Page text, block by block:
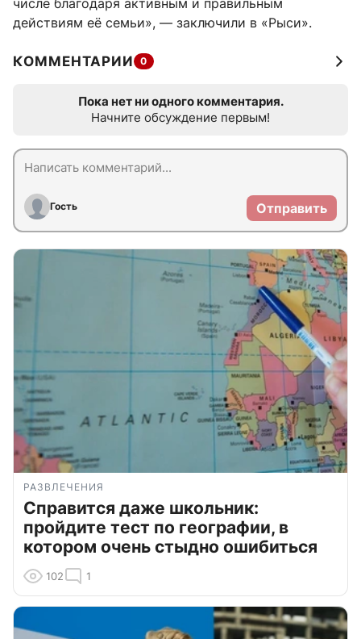
числе благодаря активным и правильным
действиям её семьи», — заключили в «Рыси».
КОММЕНТАРИИ 0
Пока нет ни одного комментария.
Начните обсуждение первым!
Гость Отправить
РАЗВЛЕЧЕНИЯ
Справится даже школьник:
пройдите тест по географии, в
котором очень стыдно ошибиться
102 1